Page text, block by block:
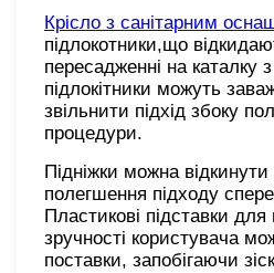
Крісло з санітарним
підлокотники,що
пересадженні на каталку
підлокітники можуть
звільнити підхід збоку
процедури.
Підніжки можна
полегшення підходу
Пластикові підставки
зручності користувача
поставки, запобігаючи